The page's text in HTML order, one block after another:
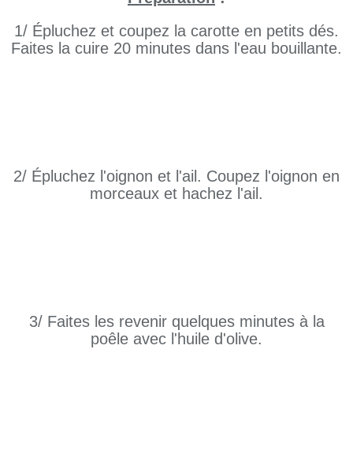
1/ Épluchez et coupez la carotte en petits dés.
Faites la cuire 20 minutes dans l'eau bouillante.
2/ Épluchez l'oignon et l'ail. Coupez l'oignon en
morceaux et hachez l'ail.
3/ Faites les revenir quelques minutes à la
poêle avec l'huile d'olive.